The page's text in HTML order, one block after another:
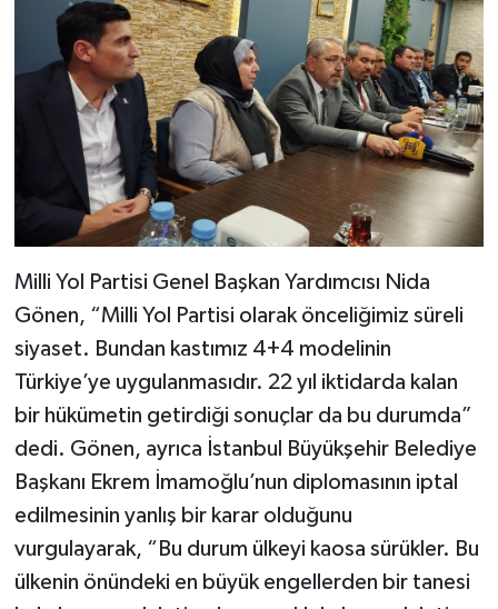
Milli Yol Partisi Genel Başkan Yardımcısı Nida
Gönen, “Milli Yol Partisi olarak önceliğimiz süreli
siyaset. Bundan kastımız 4+4 modelinin
Türkiye’ye uygulanmasıdır. 22 yıl iktidarda kalan
bir hükümetin getirdiği sonuçlar da bu durumda”
dedi. Gönen, ayrıca İstanbul Büyükşehir Belediye
Başkanı Ekrem İmamoğlu’nun diplomasının iptal
edilmesinin yanlış bir karar olduğunu
vurgulayarak, “Bu durum ülkeyi kaosa sürükler. Bu
ülkenin önündeki en büyük engellerden bir tanesi